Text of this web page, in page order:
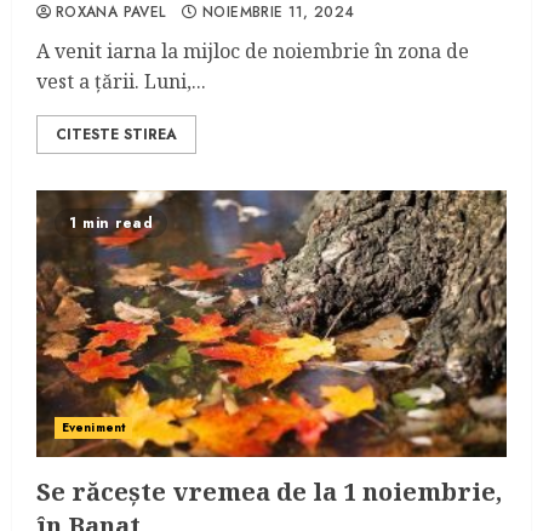
ROXANA PAVEL NOIEMBRIE 11, 2024
A venit iarna la mijloc de noiembrie în zona de
vest a țării. Luni,...
CITESTE STIREA
1 min read
Eveniment
Se răcește vremea de la 1 noiembrie,